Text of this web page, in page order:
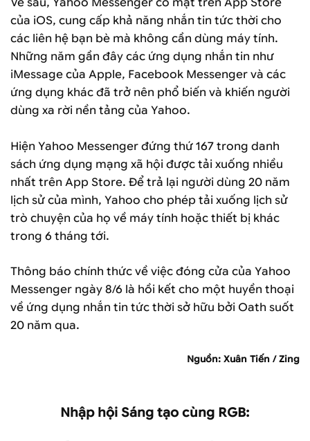
của iOS, cung cấp khả năng nhắn tin tức thời cho
các liên hệ bạn bè mà không cần dùng máy tính.
Những năm gần đây các ứng dụng nhắn tin như
iMessage của Apple, Facebook Messenger và các
ứng dụng khác đã trở nên phổ biến và khiến người
dùng xa rời nền tảng của Yahoo.
Hiện Yahoo Messenger đứng thứ 167 trong danh
sách ứng dụng mạng xã hội được tải xuống nhiều
nhất trên App Store. Để trả lại người dùng 20 năm
lịch sử của mình, Yahoo cho phép tải xuống lịch sử
trò chuyện của họ về máy tính hoặc thiết bị khác
trong 6 tháng tới.
Thông báo chính thức về việc đóng cửa của Yahoo
Messenger ngày 8/6 là hồi kết cho một huyền thoại
về ứng dụng nhắn tin tức thời sở hữu bởi Oath suốt
20 năm qua.
Nguồn: Xuân Tiến / Zing
Nhập hội Sáng tạo cùng RGB: